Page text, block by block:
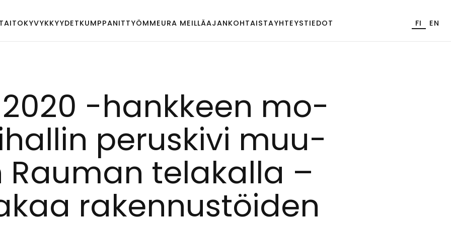
KYVYKKYYDETKUMPPANITTYÖMMEURA MEILLÄAJANKOHTAISTAYHTEYSTIEDOT FI EN
2020 -hank­keen mo­
pe­rus­ki­vi muu­
Rau­man te­la­kal­la –
ra­ken­nus­töi­den